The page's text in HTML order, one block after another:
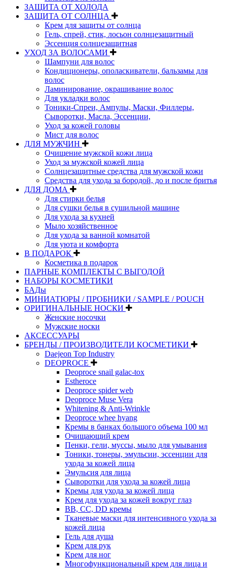
ЗАЩИТА ОТ ХОЛОДА
ЗАЩИТА ОТ СОЛНЦА
Крем для защиты от солнца
Гель, спрей, стик, лосьон солнцезащитный
Эссенция солнцезащитная
УХОД ЗА ВОЛОСАМИ
Шампуни для волос
Кондиционеры, ополаскиватели, бальзамы для
волос
Ламинирование, окрашивание волос
Для укладки волос
Тоники-Спреи, Ампулы, Маски, Филлеры,
Сыворотки, Масла, Эссенции,
Уход за кожей головы
Мист для волос
ДЛЯ МУЖЧИН
Очищение мужской кожи лица
Уход за мужской кожей лица
Солнцезащитные средства для мужской кожи
Средства для ухода за бородой, до и после бритья
ДЛЯ ДОМА
Для стирки белья
Для сушки белья в сушильной машине
Для ухода за кухней
Мыло хозяйственное
Для ухода за ванной комнатой
Для уюта и комфорта
В ПОДАРОК
Косметика в подарок
ПАРНЫЕ КОМПЛЕКТЫ С ВЫГОДОЙ
НАБОРЫ КОСМЕТИКИ
БАДы
МИНИАТЮРЫ / ПРОБНИКИ / SAMPLE / POUCH
ОРИГИНАЛЬНЫЕ НОСКИ
Женские носочки
Мужские носки
АКСЕССУАРЫ
БРЕНДЫ / ПРОИЗВОДИТЕЛИ КОСМЕТИКИ
Daejeon Top Industry
DEOPROCE
Deoproce snail galac-tox
Estheroce
Deoproce spider web
Deoproce Muse Vera
Whitening & Anti-Wrinkle
Deoproce whee hyang
Кремы в банках большого объема 100 мл
Очищающий крем
Пенки, гели, муссы, мыло для умывания
Тоники, тонеры, эмульсии, эссенции для
ухода за кожей лица
Эмульсия для лица
Сыворотки для ухода за кожей лица
Кремы для ухода за кожей лица
Крем для ухода за кожей вокруг глаз
BB, CC, DD кремы
Тканевые маски для интенсивного ухода за
кожей лица
Гель для душа
Крем для рук
Крем для ног
Многофункциональный крем для лица и